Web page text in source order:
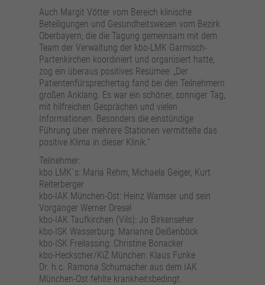
Auch Margit Vötter vom Bereich klinische
Beteiligungen und Gesundheitswesen vom Bezirk
Oberbayern, die die Tagung gemeinsam mit dem
Team der Verwaltung der kbo-LMK Garmisch-
Partenkirchen koordiniert und organisiert hatte,
zog ein überaus positives Resümee: „Der
Patientenfürsprechertag fand bei den Teilnehmern
großen Anklang. Es war ein schöner, sonniger Tag,
mit hilfreichen Gesprächen und vielen
Informationen. Besonders die einstündige
Führung über mehrere Stationen vermittelte das
positive Klima in dieser Klinik.“
Teilnehmer:
kbo LMK`s: Maria Rehm, Michaela Geiger, Kurt
Reiterberger
kbo-IAK München-Ost: Heinz Wamser und sein
Vorgänger Werner Dresel
kbo-IAK Taufkirchen (Vils): Jo Birkenseher
kbo-ISK Wasserburg: Marianne Deißenböck
kbo-ISK Freilassing: Christine Bonacker
kbo-Heckscher/KiZ München: Klaus Funke
Dr. h.c. Ramona Schumacher aus dem IAK
München-Ost fehlte krankheitsbedingt.